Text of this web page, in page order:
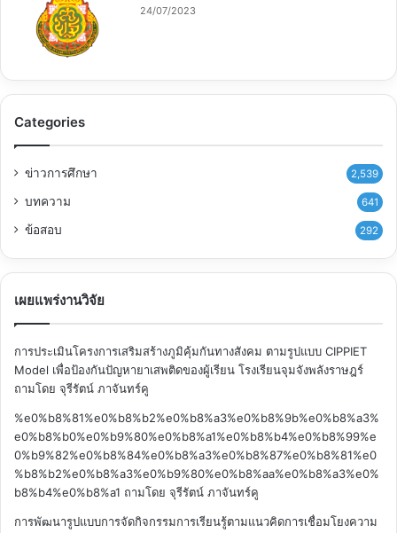
24/07/2023
Categories
ข่าวการศึกษา 2,539
บทความ 641
ข้อสอบ 292
เผยแพร่งานวิจัย
การประเมินโครงการเสริมสร้างภูมิคุ้มกันทางสังคม ตามรูปแบบ CIPPIET
Model เพื่อป้องกันปัญหายาเสพติดของผู้เรียน โรงเรียนจุมจังพลังราษฎร์
ถามโดย จุรีรัตน์ ภาจันทร์คู
%e0%b8%81%e0%b8%b2%e0%b8%a3%e0%b8%9b%e0%b8%a3%
e0%b8%b0%e0%b9%80%e0%b8%a1%e0%b8%b4%e0%b8%99%e
0%b9%82%e0%b8%84%e0%b8%a3%e0%b8%87%e0%b8%81%e0
%b8%b2%e0%b8%a3%e0%b9%80%e0%b8%aa%e0%b8%a3%e0%
b8%b4%e0%b8%a1 ถามโดย จุรีรัตน์ ภาจันทร์คู
การพัฒนารูปแบบการจัดกิจกรรมการเรียนรู้ตามแนวคิดการเชื่อมโยงความ